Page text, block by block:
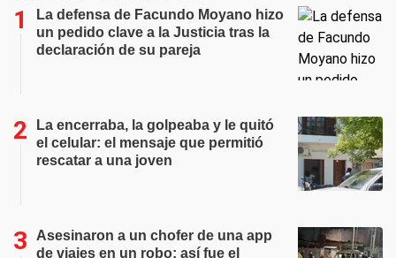
La defensa de Facundo Moyano hizo
un pedido clave a la Justicia tras la
declaración de su pareja
La encerraba, la golpeaba y le quitó
el celular: el mensaje que permitió
rescatar a una joven
Asesinaron a un chofer de una app
de viajes en un robo: así fue el